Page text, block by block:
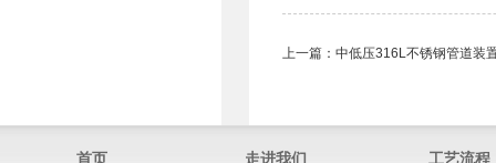
上一篇： 中低压316L不锈钢管道装
首页 走进我们 工艺流程